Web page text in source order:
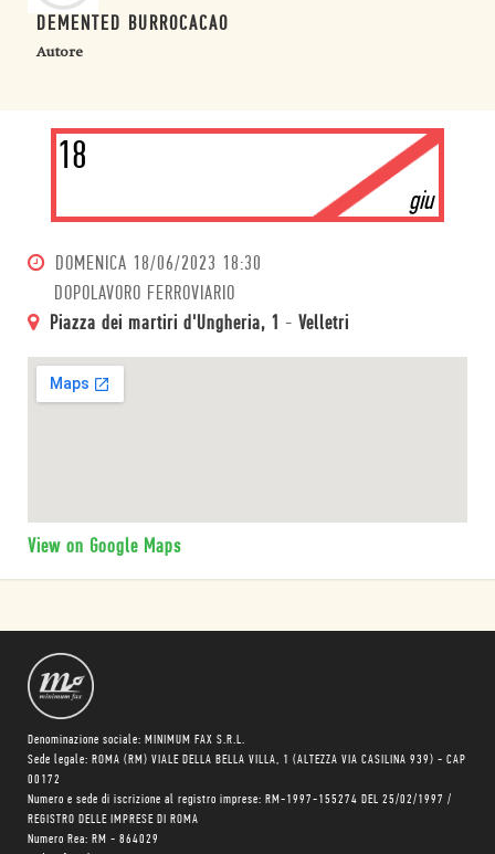
DEMENTED BURROCACAO
Autore
18
giu
DOMENICA 18/06/2023 18:30
DOPOLAVORO FERROVIARIO
Piazza dei martiri d'Ungheria, 1 - Velletri
View on Google Maps
Denominazione sociale: MINIMUM FAX S.R.L.
Sede legale: ROMA (RM) VIALE DELLA BELLA VILLA, 1 (ALTEZZA VIA CASILINA 939) - CAP
00172
Numero e sede di iscrizione al registro imprese: RM-1997-155274 DEL 25/02/1997 /
REGISTRO DELLE IMPRESE DI ROMA
Numero Rea: RM - 864029